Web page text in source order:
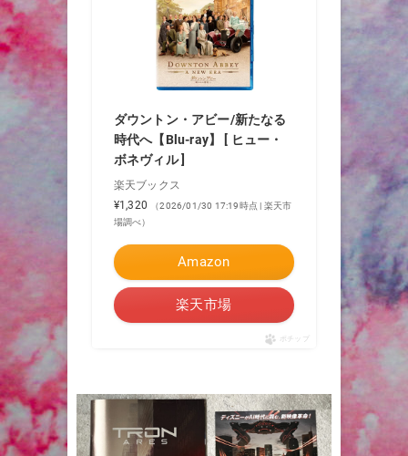
ダウントン・アビー/新たなる
時代へ【Blu-ray】 [ ヒュー・
ボネヴィル ]
楽天ブックス
¥1,320
（2026/01/30 17:19時点 | 楽天市
場調べ）
Amazon
楽天市場
ポチップ